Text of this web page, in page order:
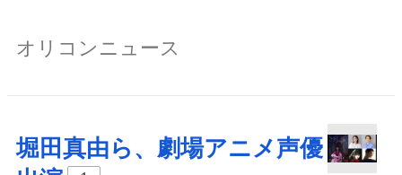
オリコンニュース
堀田真由ら、劇場アニメ声優